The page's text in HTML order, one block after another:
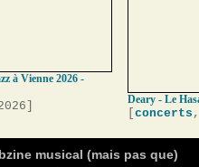
à Vienne 2026 -
Deary - Le
concerts
musical (mais pas que)